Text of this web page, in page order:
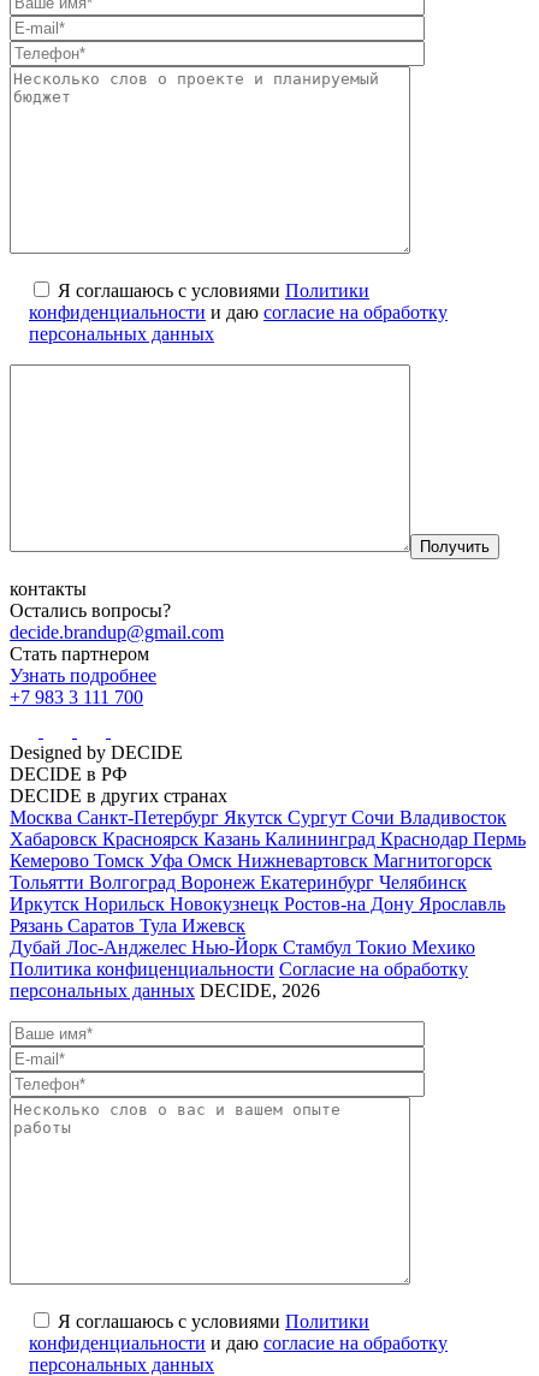
Я соглашаюсь с условиями Политики
конфиденциальности и даю согласие на обработку
персональных данных
контакты
Остались вопросы?
decide.brandup@gmail.com
Стать партнером
Узнать подробнее
+7 983 3 111 700
Designed by DECIDE
DECIDE в РФ
DECIDE в других странах
Москва Санкт-Петербург Якутск Сургут Сочи Владивосток
Хабаровск Красноярск Казань Калининград Краснодар Пермь
Кемерово Томск Уфа Омск Нижневартовск Магнитогорск
Тольятти Волгоград Воронеж Екатеринбург Челябинск
Иркутск Норильск Новокузнецк Ростов-на Дону Ярославль
Рязань Саратов Тула Ижевск
Дубай Лос-Анджелес Нью-Йорк Стамбул Токио Мехико
Политика конфиценциальности Согласие на обработку
персональных данных DECIDE, 2026
Я соглашаюсь с условиями Политики
конфиденциальности и даю согласие на обработку
персональных данных